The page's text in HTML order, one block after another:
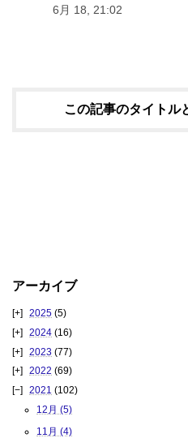
6月 18, 21:02
この記事のタイトル
アーカイブ
2025 (5)
2024 (16)
2023 (77)
2022 (69)
2021 (102)
12月 (5)
11月 (4)